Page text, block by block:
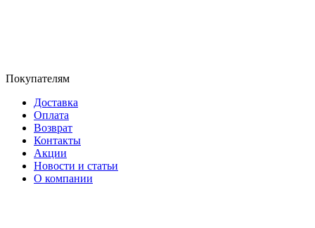
Покупателям
Доставка
Оплата
Возврат
Контакты
Акции
Новости и статьи
О компании